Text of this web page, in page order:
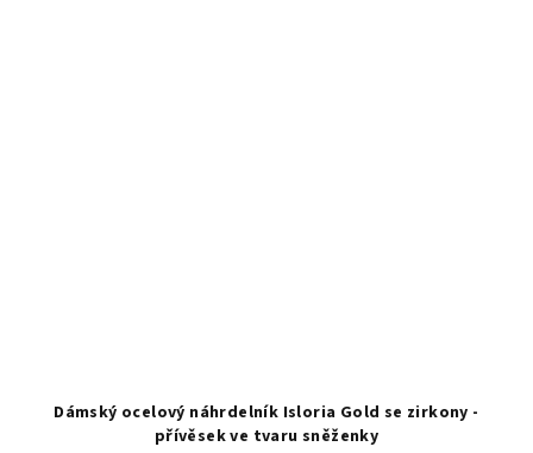
Dámský ocelový náhrdelník Isloria Gold se zirkony -
přívěsek ve tvaru sněženky